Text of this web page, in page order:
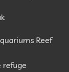
Reef
refuge